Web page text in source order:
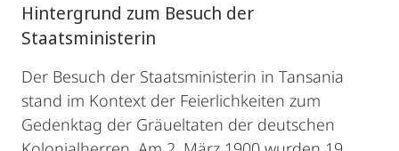
Hintergrund zum Besuch der
Staatsministerin
Der Besuch der Staatsministerin in Tansania
stand im Kontext der Feierlichkeiten zum
Gedenktag der Gräueltaten der deutschen